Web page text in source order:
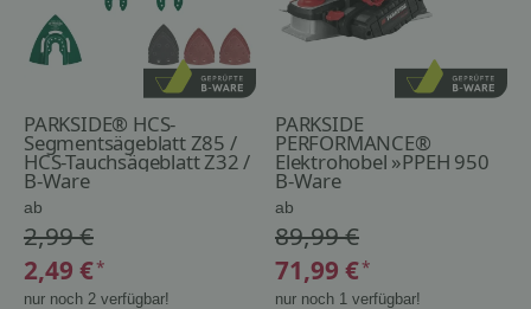
PARKSIDE® HCS-
Segmentsägeblatt Z85 /
HCS-Tauchsägeblatt Z32 /
HCS/HSS-Tauchsägeblatt
Z20 / Diamantsägeblatt
Z64 / RIFF-Schleifplat
B-Ware
ab
2,99 €
2,49 €*
nur noch 2 verfügbar!
PARKSIDE
PERFORMANCE®
Elektrohobel »PPEH 950
A1«
B-Ware
ab
89,99 €
71,99 €*
nur noch 1 verfügbar!